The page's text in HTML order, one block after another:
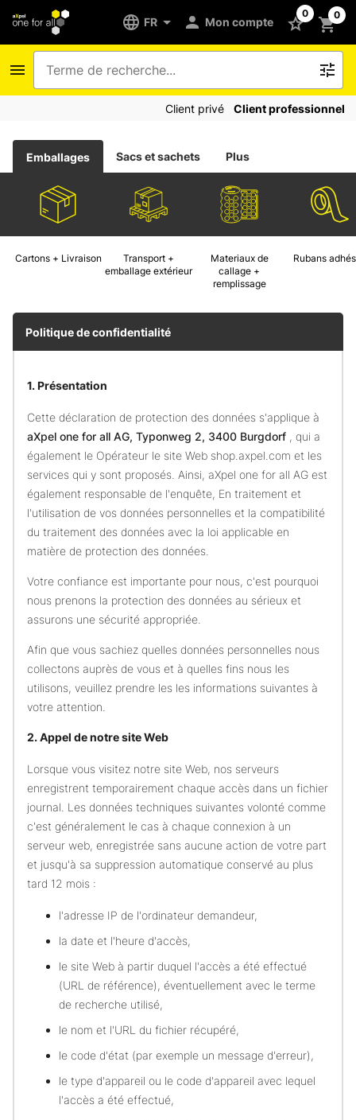
FR Mon compte
0 0
Client privé Client professionnel
Emballages Sacs et sachets Plus
Cartons + Livraison
Transport +
emballage extérieur
Materiaux de
callage +
remplissage
Rubans
Politique de confidentialité
1. Présentation
Cette déclaration de protection des données s'applique à
aXpel one for all AG, Typonweg 2, 3400 Burgdorf , qui a
également le Opérateur le site Web shop.axpel.com et les
services qui y sont proposés. Ainsi, aXpel one for all AG est
également responsable de l'enquête, En traitement et
l'utilisation de vos données personnelles et la compatibilité
du traitement des données avec la loi applicable en
matière de protection des données.
Votre confiance est importante pour nous, c'est pourquoi
nous prenons la protection des données au sérieux et
assurons une sécurité appropriée.
Afin que vous sachiez quelles données personnelles nous
collectons auprès de vous et à quelles fins nous les
utilisons, veuillez prendre les les informations suivantes à
votre attention.
2. Appel de notre site Web
Lorsque vous visitez notre site Web, nos serveurs
enregistrent temporairement chaque accès dans un fichier
journal. Les données techniques suivantes volonté comme
c'est généralement le cas à chaque connexion à un
serveur web, enregistrée sans aucune action de votre part
et jusqu'à sa suppression automatique conservé au plus
tard 12 mois :
l'adresse IP de l'ordinateur demandeur,
la date et l'heure d'accès,
le site Web à partir duquel l'accès a été effectué
(URL de référence), éventuellement avec le terme
de recherche utilisé,
le nom et l'URL du fichier récupéré,
le code d'état (par exemple un message d'erreur),
le type d'appareil ou le code d'appareil avec lequel
l'accès a été effectué,